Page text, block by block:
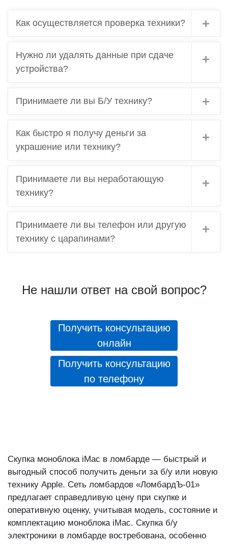
Как осуществляется проверка техники?
Нужно ли удалять данные при сдаче
устройства?
Принимаете ли вы Б/У технику?
Как быстро я получу деньги за
украшение или технику?
Принимаете ли вы неработающую
технику?
Принимаете ли вы телефон или другую
технику с царапинами?
Не нашли ответ на свой вопрос?
Получить консультацию
онлайн
Получить консультацию
по телефону
Скупка моноблока iMac в ломбарде — быстрый и
выгодный способ получить деньги за б/у или новую
технику Apple. Сеть ломбардов «ЛомбардЪ-01»
предлагает справедливую цену при скупке и
оперативную оценку, учитывая модель, состояние и
комплектацию моноблока iMac. Скупка б/у
электроники в ломбарде востребована, особенно